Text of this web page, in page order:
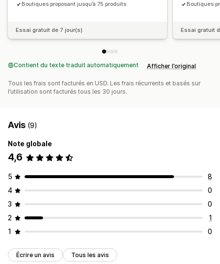
Boutiques proposant jusqu’à 75 produits
Essai gratuit de 7 jour(s)
Boutiques
Essai gratuit
Contient du texte traduit automatiquement Afficher l’original
Tous les frais sont facturés en USD. Les frais récurrents et basés sur
l’utilisation sont facturés tous les 30 jours.
Avis (9)
Note globale
4,6
5
8
4
0
3
0
2
1
1
0
Écrire un avis Tous les avis